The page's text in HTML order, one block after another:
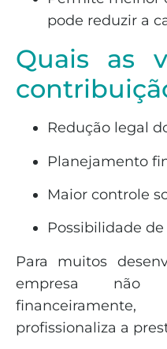
pode reduzir a
Quais as
Redução legal
Planejamento
Maior controle
Possibilidade
Para muitos
empresa
profissionaliza a